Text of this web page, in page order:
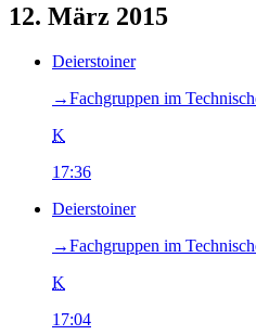
12. März 2015
Deierstoiner
→‎Fachgruppen im
K
17:36
Deierstoiner
→‎Fachgruppen im
K
17:04